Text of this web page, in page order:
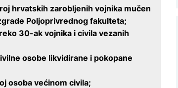
hrvatskih zarobljenih vojnika mučen
Poljoprivrednog fakulteta;
30-ak vojnika i civila vezanih
osobe likvidirane i pokopane
osoba većinom civila;